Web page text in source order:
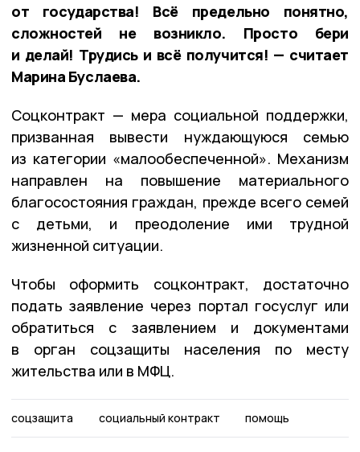
от государства! Всё предельно понятно,
сложностей не возникло. Просто бери
и делай! Трудись и всё получится! — считает
Марина Буслаева.
Соцконтракт — мера социальной поддержки,
призванная вывести нуждающуюся семью
из категории «малообеспеченной». Механизм
направлен на повышение материального
благосостояния граждан, прежде всего семей
с детьми, и преодоление ими трудной
жизненной ситуации.
Чтобы оформить соцконтракт, достаточно
подать заявление через портал госуслуг или
обратиться с заявлением и документами
в орган соцзащиты населения по месту
жительства или в МФЦ.
соцзащита социальный контракт помощь